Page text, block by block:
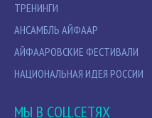
ТРЕНИНГИ
АНСАМБЛЬ АЙФААР
АЙФААРОВСКИЕ ФЕСТИВАЛИ
НАЦИОНАЛЬНАЯ ИДЕЯ РОССИИ
МЫ В СОЦ.СЕТЯХ